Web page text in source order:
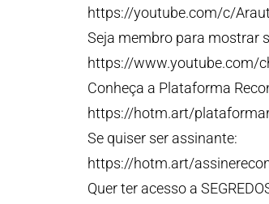
https://youtube.com/c/
Seja membro para mostrar
https://www.youtube.com/
Conheça a Plataforma
https://hotm.art/
Se quiser ser assinante:
https://hotm.art/
Quer ter acesso a